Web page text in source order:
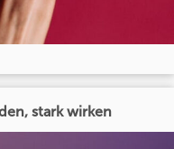
stark wirken